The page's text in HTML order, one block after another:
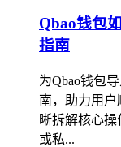
Qbao钱包
指南
为Qbao钱包
南，助力用
晰拆解核心操
或私...